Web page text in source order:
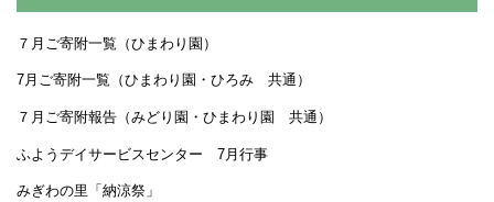
７月ご寄附一覧（ひまわり園）
7月ご寄附一覧（ひまわり園・ひろみ 共通）
７月ご寄附報告（みどり園・ひまわり園 共通）
ふようデイサービスセンター 7月行事
みぎわの里「納涼祭」